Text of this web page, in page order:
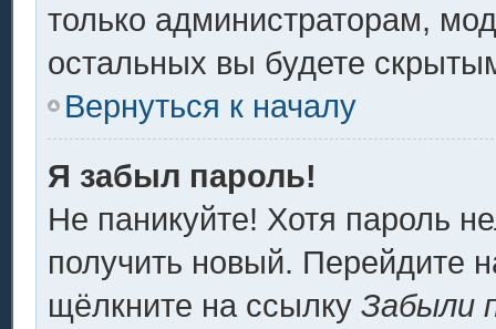
только администраторам,
остальных вы будете
Вернуться к началу
Я забыл пароль!
Не паникуйте! Хотя пароль
получить новый. Перейдите
щёлкните на ссылку Забыли